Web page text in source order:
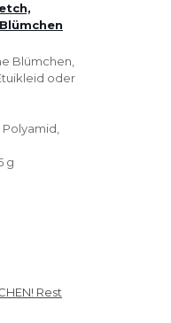
Blümchen,
oder
g